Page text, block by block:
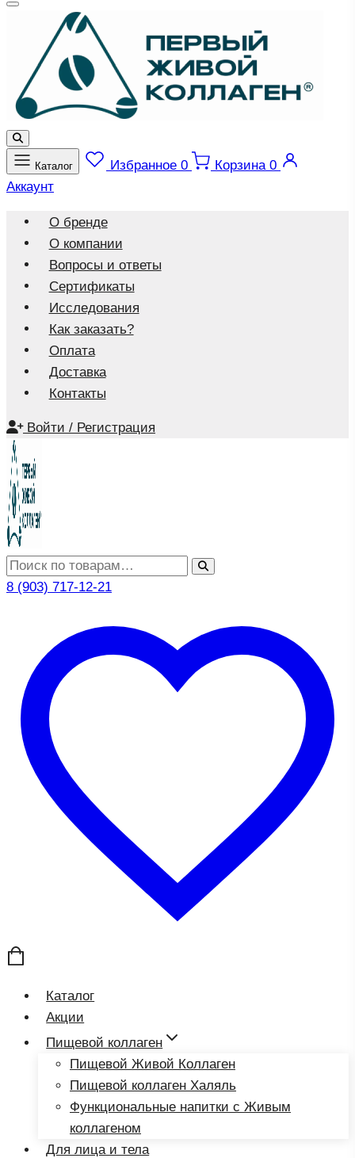
Каталог Избранное 0 Корзина 0
Аккаунт
О бренде
О компании
Вопросы и ответы
Сертификаты
Исследования
Как заказать?
Оплата
Доставка
Контакты
Войти / Регистрация
Искать:
8 (903) 717-12-21
Каталог
Акции
Пищевой коллаген
Пищевой Живой Коллаген
Пищевой коллаген Халяль
Функциональные напитки с Живым
коллагеном
Для лица и тела